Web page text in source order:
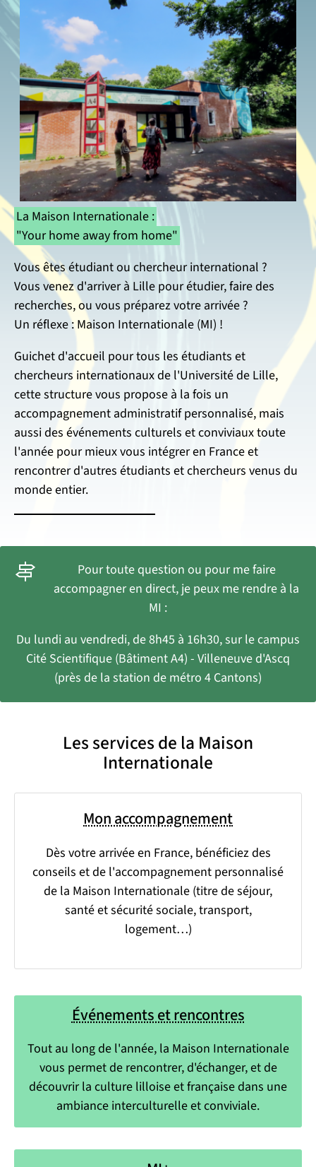
La Maison Internationale :
"Your home away from home"
Vous êtes étudiant ou chercheur international ?
Vous venez d'arriver à Lille pour étudier, faire des
recherches, ou vous préparez votre arrivée ?
Un réflexe : Maison Internationale (MI) !
Guichet d'accueil pour tous les étudiants et
chercheurs internationaux de l'Université de Lille,
cette structure vous propose à la fois un
accompagnement administratif personnalisé, mais
aussi des événements culturels et conviviaux toute
l'année pour mieux vous intégrer en France et
rencontrer d'autres étudiants et chercheurs venus du
monde entier.
Pour toute question ou pour me faire
accompagner en direct, je peux me rendre à la
MI :
Du lundi au vendredi, de 8h45 à 16h30, sur le campus
Cité Scientifique (Bâtiment A4) - Villeneuve d'Ascq
(près de la station de métro 4 Cantons)
Les services de la Maison
Internationale
Mon accompagnement
Dès votre arrivée en France, bénéficiez des
conseils et de l'accompagnement personnalisé
de la Maison Internationale (titre de séjour,
santé et sécurité sociale, transport,
logement…)
Événements et rencontres
Tout au long de l'année, la Maison Internationale
vous permet de rencontrer, d'échanger, et de
découvrir la culture lilloise et française dans une
ambiance interculturelle et conviviale.